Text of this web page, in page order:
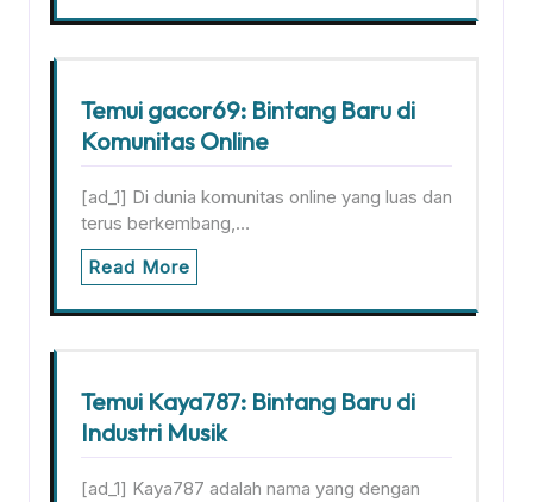
Temui gacor69: Bintang Baru di
Komunitas Online
[ad_1] Di dunia komunitas online yang luas dan
terus berkembang,…
Read More
Temui Kaya787: Bintang Baru di
Industri Musik
[ad_1] Kaya787 adalah nama yang dengan